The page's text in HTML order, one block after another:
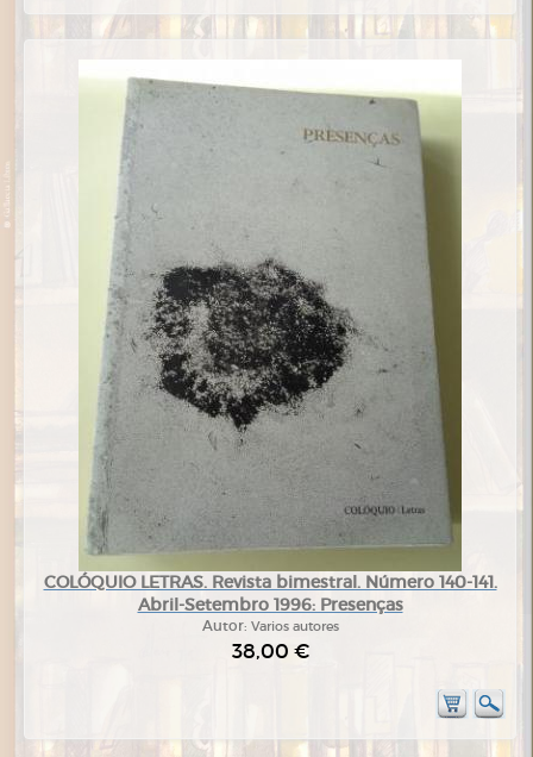
COLÓQUIO LETRAS. Revista bimestral. Número 140-141.
Abril-Setembro 1996: Presenças
Autor: Varios autores
38,00 €